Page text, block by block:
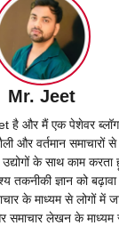
Mr. Jeet
है और मैं एक पेशेवर
और वर्तमान समाचारों
के साथ काम करता
तकनीकी ज्ञान को
के माध्यम से लोगों में
समाचार लेखन के माध्यम